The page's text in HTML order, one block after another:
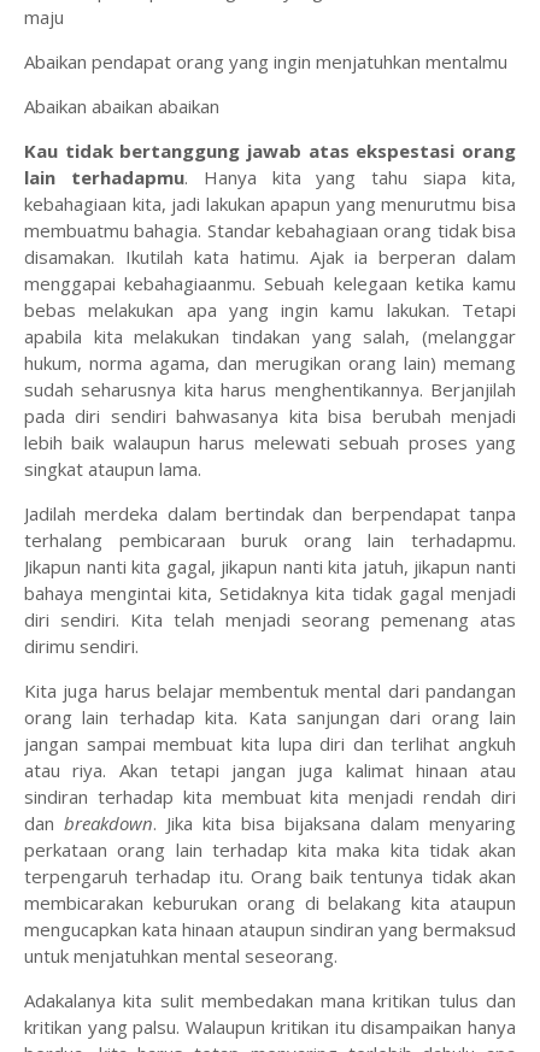
maju
Abaikan pendapat orang yang ingin menjatuhkan mentalmu
Abaikan abaikan abaikan
Kau tidak bertanggung jawab atas ekspestasi orang
lain terhadapmu. Hanya kita yang tahu siapa kita,
kebahagiaan kita, jadi lakukan apapun yang menurutmu bisa
membuatmu bahagia. Standar kebahagiaan orang tidak bisa
disamakan. Ikutilah kata hatimu. Ajak ia berperan dalam
menggapai kebahagiaanmu. Sebuah kelegaan ketika kamu
bebas melakukan apa yang ingin kamu lakukan. Tetapi
apabila kita melakukan tindakan yang salah, (melanggar
hukum, norma agama, dan merugikan orang lain) memang
sudah seharusnya kita harus menghentikannya. Berjanjilah
pada diri sendiri bahwasanya kita bisa berubah menjadi
lebih baik walaupun harus melewati sebuah proses yang
singkat ataupun lama.
Jadilah merdeka dalam bertindak dan berpendapat tanpa
terhalang pembicaraan buruk orang lain terhadapmu.
Jikapun nanti kita gagal, jikapun nanti kita jatuh, jikapun nanti
bahaya mengintai kita, Setidaknya kita tidak gagal menjadi
diri sendiri. Kita telah menjadi seorang pemenang atas
dirimu sendiri.
Kita juga harus belajar membentuk mental dari pandangan
orang lain terhadap kita. Kata sanjungan dari orang lain
jangan sampai membuat kita lupa diri dan terlihat angkuh
atau riya. Akan tetapi jangan juga kalimat hinaan atau
sindiran terhadap kita membuat kita menjadi rendah diri
dan breakdown. Jika kita bisa bijaksana dalam menyaring
perkataan orang lain terhadap kita maka kita tidak akan
terpengaruh terhadap itu. Orang baik tentunya tidak akan
membicarakan keburukan orang di belakang kita ataupun
mengucapkan kata hinaan ataupun sindiran yang bermaksud
untuk menjatuhkan mental seseorang.
Adakalanya kita sulit membedakan mana kritikan tulus dan
kritikan yang palsu. Walaupun kritikan itu disampaikan hanya